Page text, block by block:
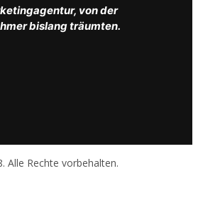
von der
bislang träumten.
Alle Rechte vorbehalten.